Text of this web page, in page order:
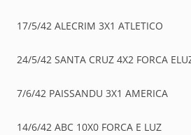
17/5/42 ALECRIM 3X1 ATLETICO
24/5/42 SANTA CRUZ 4X2 FORCA
7/6/42 PAISSANDU 3X1 AMERICA
14/6/42 ABC 10X0 FORCA E LUZ